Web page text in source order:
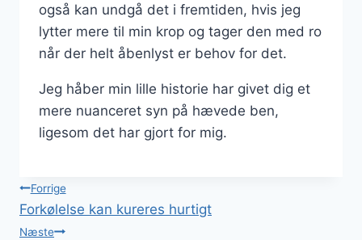
også kan undgå det i fremtiden, hvis jeg
lytter mere til min krop og tager den med ro
når der helt åbenlyst er behov for det.
Jeg håber min lille historie har givet dig et
mere nuanceret syn på hævede ben,
ligesom det har gjort for mig.
Indlægsnavigation
Forrige
Forkølelse kan kureres hurtigt
Næste